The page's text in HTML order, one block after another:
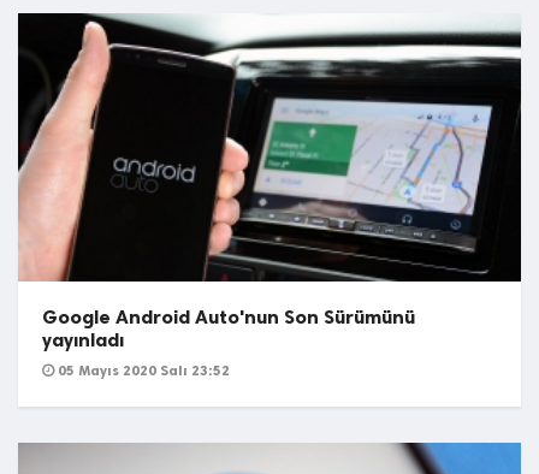
Google Android Auto'nun Son Sürümünü
yayınladı
05 Mayıs 2020 Salı 23:52